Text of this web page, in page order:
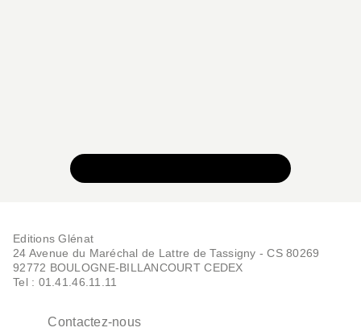
Editions Glénat
24 Avenue du Maréchal de Lattre de Tassigny - CS 80269
92772 BOULOGNE-BILLANCOURT CEDEX
Tel : 01.41.46.11.11
Contactez-nous